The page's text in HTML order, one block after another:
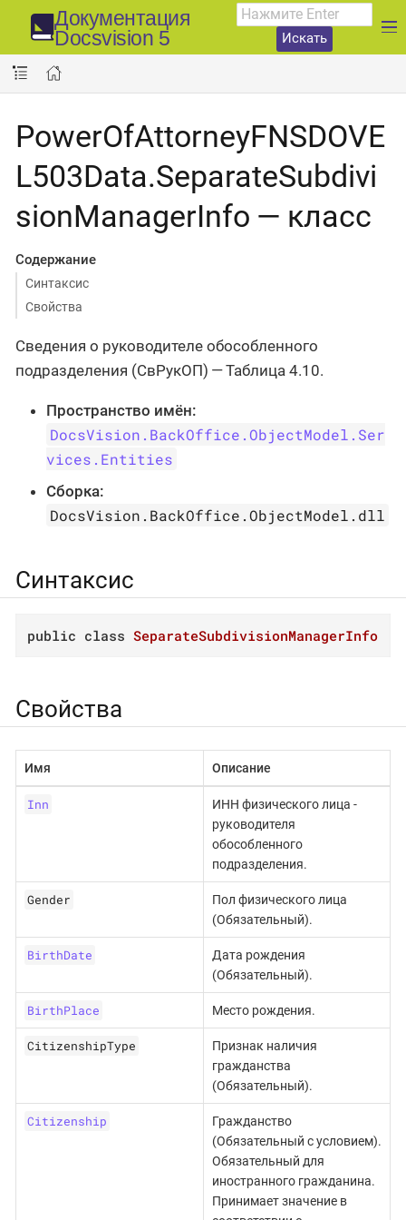
Документация
Docsvision 5
Искать
PowerOfAttorneyFNSDOVE
L503Data.SeparateSubdivi
sionManagerInfo — класс
Содержание
Синтаксис
Свойства
Сведения о руководителе обособленного
подразделения (СвРукОП) — Таблица 4.10.
Пространство имён:
DocsVision.BackOffice.ObjectModel.Ser
vices.Entities
Сборка:
DocsVision.BackOffice.ObjectModel.dll
Синтаксис
public class SeparateSubdivisionManagerInfo
Свойства
Имя Описание
Inn
ИНН физического лица -
руководителя
обособленного
подразделения.
Gender
Пол физического лица
(Обязательный).
BirthDate
Дата рождения
(Обязательный).
BirthPlace Место рождения.
CitizenshipType
Признак наличия
гражданства
(Обязательный).
Citizenship
Гражданство
(Обязательный с условием).
Обязательный для
иностранного гражданина.
Принимает значение в